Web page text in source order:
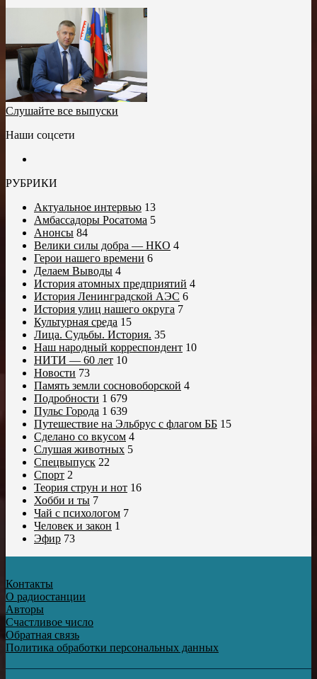
Слушайте все выпуски
Наши соцсети
РУБРИКИ
Актуальное интервью 13
Амбассадоры Росатома 5
Анонсы 84
Велики силы добра — НКО 4
Герои нашего времени 6
Делаем Выводы 4
История атомных предприятий 4
История Ленинградской АЭС 6
История улиц нашего округа 7
Культурная среда 15
Лица. Судьбы. История. 35
Наш народный корреспондент 10
НИТИ — 60 лет 10
Новости 73
Память земли сосновоборской 4
Подробности 1 679
Пульс Города 1 639
Путешествие на Эльбрус с флагом ББ 15
Сделано со вкусом 4
Слушая животных 5
Спецвыпуск 22
Спорт 2
Теория струн и нот 16
Хобби и ты 7
Чай с психологом 7
Человек и закон 1
Эфир 73
Контакты
О радиостанции
Авторы
Счастливое число
Обратная связь
Политика обработки персональных данных